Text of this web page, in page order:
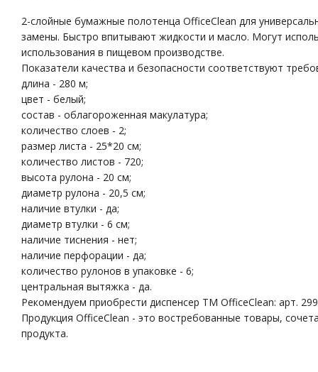
2-слойные бумажные полотенца OfficeClean для
замены. Быстро впитывают жидкости и масло. Могут
использования в пищевом производстве.
Показатели качества и безопасности соответствуют
длина - 280 м;
цвет - белый;
состав - облагороженная макулатура;
количество слоев - 2;
размер листа - 25*20 см;
количество листов - 720;
высота рулона - 20 см;
диаметр рулона - 20,5 см;
наличие втулки - да;
диаметр втулки - 6 см;
наличие тиснения - нет;
наличие перфорации - да;
количество рулонов в упаковке - 6;
центральная вытяжка - да.
Рекомендуем приобрести диспенсер ТМ OfficeClean: арт.
Продукция OfficeClean - это востребованные товары,
продукта.